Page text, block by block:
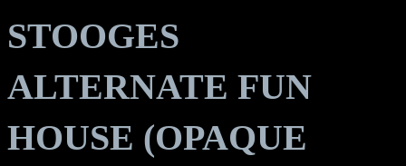
STOOGES
ALTERNATE FUN
HOUSE (OPAQUE